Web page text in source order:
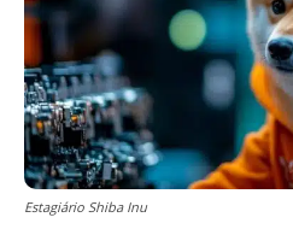
Estagiário Shiba Inu